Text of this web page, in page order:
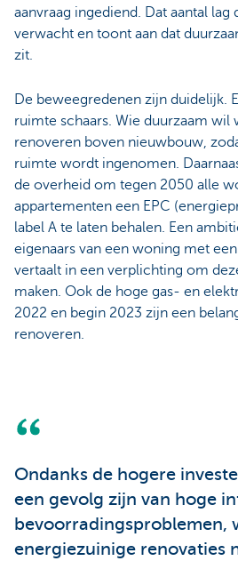
aanvraag ingediend. Dat aantal lag
verwacht en toont aan dat
zit.
De beweegredenen zijn duidelijk.
ruimte schaars. Wie duurzaam wil
renoveren boven nieuwbouw,
ruimte wordt ingenomen.
de overheid om tegen 2050 alle
appartementen een EPC
label A te laten behalen. Een
eigenaars van een woning met
vertaalt in een verplichting om
maken. Ook de hoge gas- en
2022 en begin 2023 zijn een
renoveren.
Ondanks de hogere
een gevolg zijn van hoge
bevoorradingsproblemen,
energiezuinige renovaties